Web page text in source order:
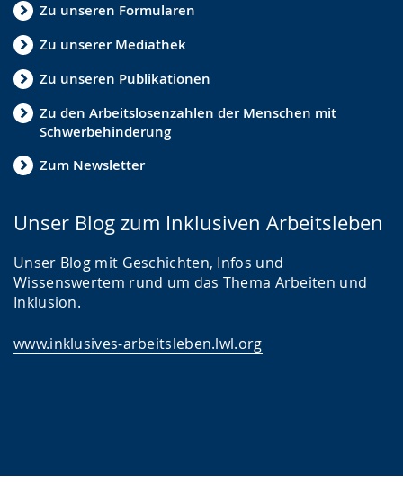
Zu unseren Formularen
Zu unserer Mediathek
Zu unseren Publikationen
Zu den Arbeitslosenzahlen der Menschen mit
Schwerbehinderung
Zum Newsletter
Unser Blog zum Inklusiven Arbeitsleben
Unser Blog mit Geschichten, Infos und
Wissenswertem rund um das Thema Arbeiten und
Inklusion.
www.inklusives-arbeitsleben.lwl.org